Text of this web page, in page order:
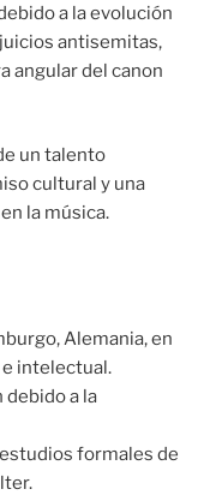
a la evolución
antisemitas,
angular del canon
un talento
cultural y una
la música.
Alemania, en
e intelectual.
debido a la
formales de